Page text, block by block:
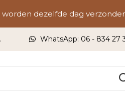
WhatsApp: 06 - 834 27
dezelfde dag